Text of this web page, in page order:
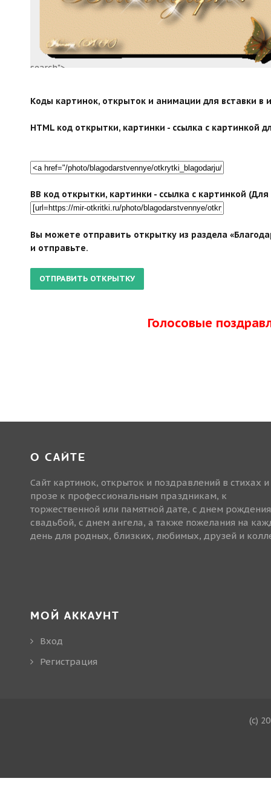
search">
Коды картинок, открыток и анимации для вставки в
HTML код открытки, картинки - ссылка с картинкой
BB код открытки, картинки - ссылка с картинкой
Вы можете отправить открытку из раздела
и отправьте.
Голосовые
О САЙТЕ
Сайт картинок, открыток и поздравлений в стихах и
прозе к профессиональным праздникам, к
торжественной или памятной дате, с днем
свадьбой, с днем ангела, а также пожелания на
день для родных, близких, любимых, друзей и
МОЙ АККАУНТ
Вход
Регистрация
(c)